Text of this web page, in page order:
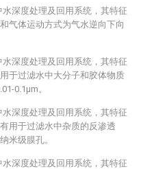
深度处理及回用系统，其特征
气体运动方式为气水逆向下向
深度处理及回用系统，其特征
于过滤水中大分子和胶体物质
0.1μm。
深度处理及回用系统，其特征
用于过滤水中杂质的反渗透
米级膜孔。
深度处理及回用系统，其特征